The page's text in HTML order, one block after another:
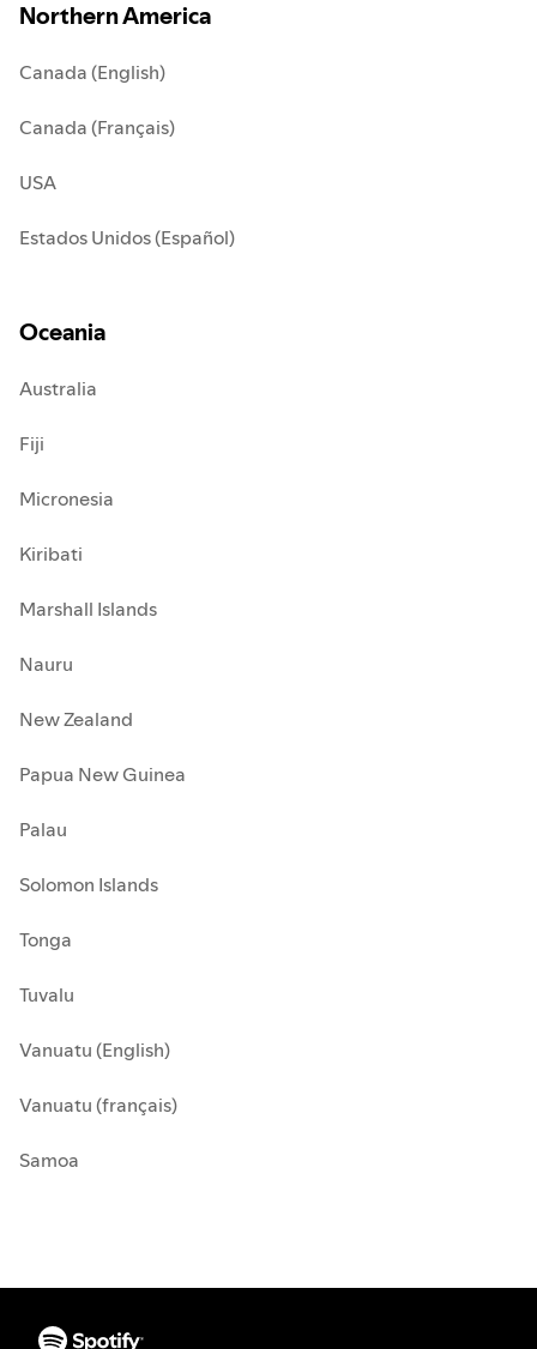
Northern America
Canada (English)
Canada (Français)
USA
Estados Unidos (Español)
Oceania
Australia
Fiji
Micronesia
Kiribati
Marshall Islands
Nauru
New Zealand
Papua New Guinea
Palau
Solomon Islands
Tonga
Tuvalu
Vanuatu (English)
Vanuatu (français)
Samoa